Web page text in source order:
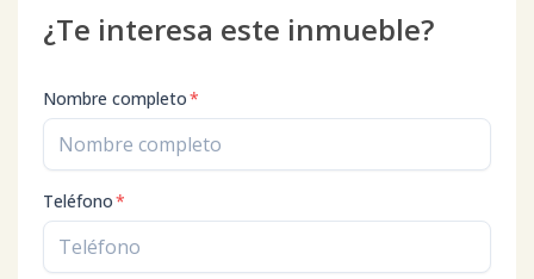
¿Te interesa este inmueble?
Nombre completo*
Teléfono*